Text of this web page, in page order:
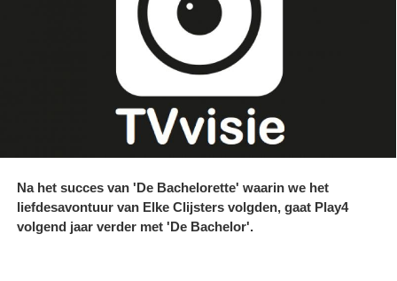
Na het succes van 'De Bachelorette' waarin we het
liefdesavontuur van Elke Clijsters volgden, gaat Play4
volgend jaar verder met 'De Bachelor'.